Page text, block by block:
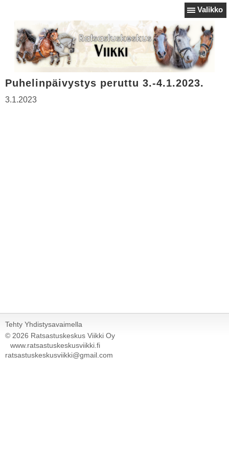
Valikko
Puhelinpäivystys peruttu 3.-4.1.2023.
3.1.2023
Tehty Yhdistysavaimella
© 2026 Ratsastuskeskus Viikki Oy
www.ratsastuskeskusviikki.fi
ratsastuskeskusviikki@gmail.com